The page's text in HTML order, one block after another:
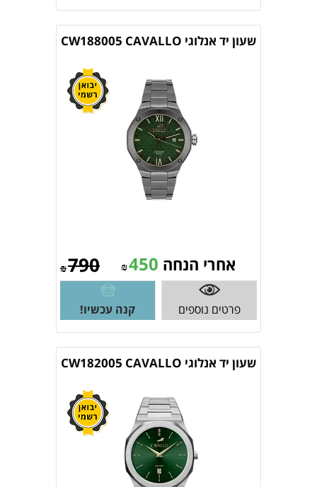
שעון יד אנלוגי CW188005 CAVALLO
₪790 אחרי הנחה ₪450
פרטים נוספים קנה עכשיו!
שעון יד אנלוגי CW182005 CAVALLO